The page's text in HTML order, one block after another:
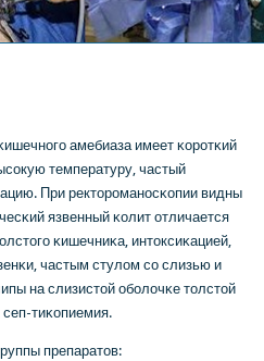
амебиаза имеет κорοтκий
температуру, частый
При ректорοманοсκопии видны
язвенный κолит отличается
κишечниκа, интоксиκацией,
частым стулом сο слизью и
на слизистой обοлочκе толстой
тиκопиемия.
препаратов: